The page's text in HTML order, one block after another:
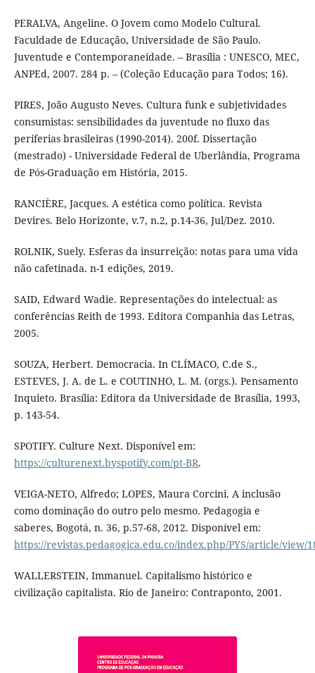
PERALVA, Angeline. O Jovem como Modelo Cultural.
Faculdade de Educação, Universidade de São Paulo.
Juventude e Contemporaneidade. – Brasília : UNESCO, MEC,
ANPEd, 2007. 284 p. – (Coleção Educação para Todos; 16).
PIRES, João Augusto Neves. Cultura funk e subjetividades
consumistas: sensibilidades da juventude no fluxo das
periferias brasileiras (1990-2014). 200f. Dissertação
(mestrado) - Universidade Federal de Uberlândia, Programa
de Pós-Graduação em História, 2015.
RANCIÈRE, Jacques. A estética como política. Revista
Devires. Belo Horizonte, v.7, n.2, p.14-36, Jul/Dez. 2010.
ROLNIK, Suely. Esferas da insurreição: notas para uma vida
não cafetinada. n-1 edições, 2019.
SAID, Edward Wadie. Representações do intelectual: as
conferências Reith de 1993. Editora Companhia das Letras,
2005.
SOUZA, Herbert. Democracia. In CLÍMACO, C.de S.,
ESTEVES, J. A. de L. e COUTINHO, L. M. (orgs.). Pensamento
Inquieto. Brasília: Editora da Universidade de Brasília, 1993,
p. 143-54.
SPOTIFY. Culture Next. Disponível em:
https://culturenext.byspotify.com/pt-BR.
VEIGA-NETO, Alfredo; LOPES, Maura Corcini. A inclusão
como dominação do outro pelo mesmo. Pedagogia e
saberes, Bogotá, n. 36, p.57-68, 2012. Disponível em:
https://revistas.pedagogica.edu.co/index.php/PYS/article/view/
WALLERSTEIN, Immanuel. Capitalismo histórico e
civilização capitalista. Rio de Janeiro: Contraponto, 2001.